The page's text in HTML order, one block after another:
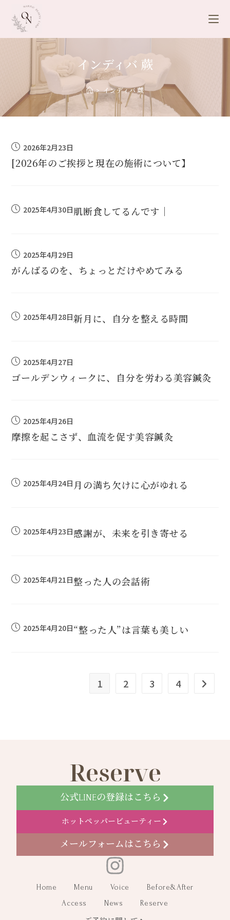
インディバ 蕨
> インディバ 蕨
2026年2月23日
[2026年のご挨拶と現在の施術について】
2025年4月30日肌断食してるんです｜
2025年4月29日
がんばるのを、ちょっとだけやめてみる
2025年4月28日新月に、自分を整える時間
2025年4月27日
ゴールデンウィークに、自分を労わる美容鍼灸
2025年4月26日
摩擦を起こさず、血流を促す美容鍼灸
2025年4月24日 月の満ち欠けに心がゆれる
2025年4月23日感謝が、未来を引き寄せる
2025年4月21日整った人の会話術
2025年4月20日“整った人”は言葉も美しい
1 2 3 4
Reserve
公式LINEの登録はこちら
ホットペッパービューティー
メールフォームはこちら
Home Menu Voice
Before&After
Access
News Reserve